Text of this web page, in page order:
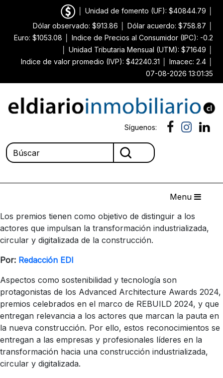
Unidad de fomento (UF): $40844.79
Dólar observado: $913.86
Dólar acuerdo: $758.87
Euro: $1053.08
Indice de Precios al Consumidor (IPC): -0.2
Unidad Tributaria Mensual (UTM): $71649
Indice de valor promedio (IVP): $42240.31
Imacec: 2.4
07-08-2026 13:01:35
Síguenos:
Menu
Los premios tienen como objetivo de distinguir a los
actores que impulsan la transformación industrializada,
circular y digitalizada de la construcción.
Por: Redacción EDI
Aspectos como sostenibilidad y tecnología son
protagonistas de los Advanced Architecture Awards 2024,
premios celebrados en el marco de REBUILD 2024, y que
entregan relevancia a los actores que marcan la pauta en
la nueva construcción. Por ello, estos reconocimientos se
entregan a las empresas y profesionales líderes en la
transformación hacia una construcción industrializada,
circular y digitalizada.